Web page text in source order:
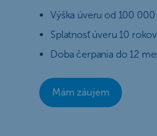
Výška úveru od 100 000
Splatnosť úveru 10 rokov
Doba čerpania do 12
Mám záujem